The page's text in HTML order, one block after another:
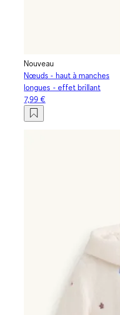
Nouveau
Nœuds - haut à manches
longues - effet brillant
7,99 €